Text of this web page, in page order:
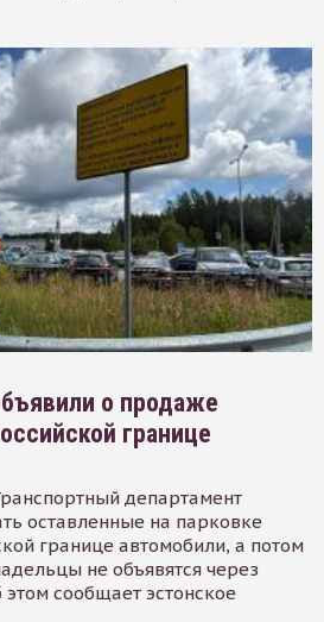
о продаже
границе
департамент
оставленные на парковке
границе автомобили, а потом
не объявятся через
сообщает эстонское